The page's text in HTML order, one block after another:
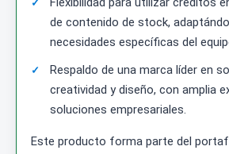
de contenido de stock,
necesidades específicas del
Respaldo de una marca líder en
creatividad y diseño, con amplia
soluciones empresariales.
Este producto forma parte del